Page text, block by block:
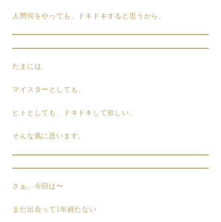
人間何をやっても、ドキドキすると思うから。
たまには、
マイスターとしても、
ヒトとしても、ドキドキして欲しい。
そんな風に思います。
さぁ、今回は〜
まだ出会って1年経たない